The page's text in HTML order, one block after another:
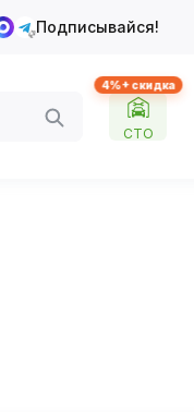
Подписывайся!
4%+ скидка
СТО